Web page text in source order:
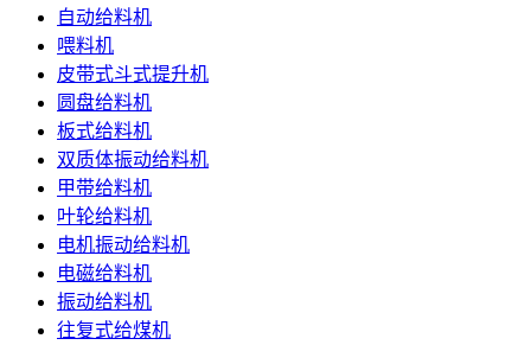
自动给料机
喂料机
皮带式斗式提升机
圆盘给料机
板式给料机
双质体振动给料机
甲带给料机
叶轮给料机
电机振动给料机
电磁给料机
振动给料机
往复式给煤机